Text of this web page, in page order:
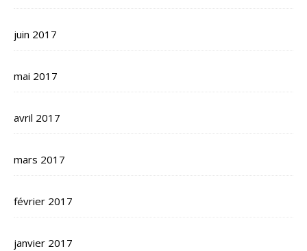
juin 2017
mai 2017
avril 2017
mars 2017
février 2017
janvier 2017